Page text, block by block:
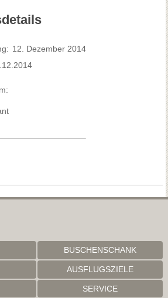
12. Dezember 2014
BUSCHENSCHANK
AUSFLUGSZIELE
SERVICE